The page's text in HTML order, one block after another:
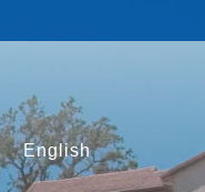
English